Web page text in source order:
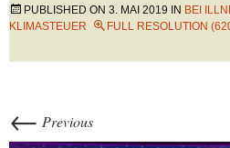
PUBLISHED ON 3. MAI 2019 IN BEI
KLIMASTEUER
FULL RESOLUTION
← Previous